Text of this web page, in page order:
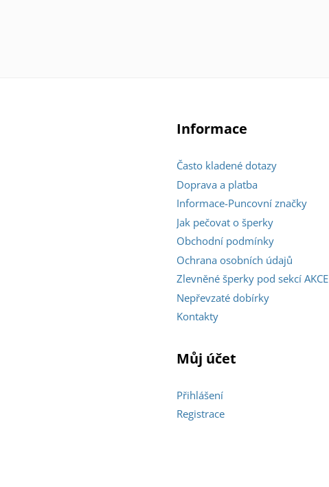
Informace
Často kladené dotazy
Doprava a platba
Informace-Puncovní značky
Jak pečovat o šperky
Obchodní podmínky
Ochrana osobních údajů
Zlevněné šperky pod sekcí AKCE
Nepřevzaté dobírky
Kontakty
Můj účet
Přihlášení
Registrace